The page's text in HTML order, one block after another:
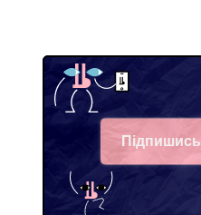
Facebook